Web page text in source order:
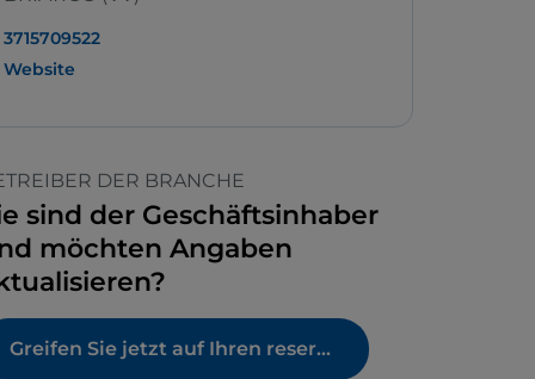
3715709522
Website
DER BRANCHE
sind der Geschäftsinhaber
möchten Angaben
Greifen Sie jetzt auf Ihren reservierten Bereich zu